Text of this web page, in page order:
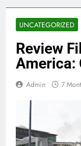
UNCATEGORIZED
Review
America:
Admin 7